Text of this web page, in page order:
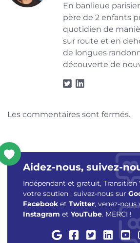
En banlieue
père de 2 enfants
quotidien de
sur route et en
de longues
découverte de
Les commentaires sont fermés.
Aidez-nous, suivez-
Indépendant et gratuit, Transition
votre soutien : suivez-nous sur
Facebook et Twitter, venez-nous
Instagram et YouTube. MERCI !